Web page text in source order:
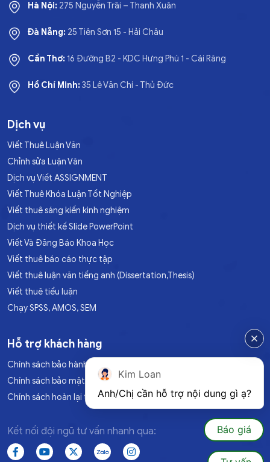
Hà Nội: 275 Nguyễn Trãi – Thanh Xuân
Đà Nẵng: 25 Tiên Sơn 15 - Hải Châu
Cần Thơ:16 Đường B2 - KDC Hưng Phú 1 - Cái Răng
Hồ Chí Minh:35 Lê Văn Chí - Thủ Đức
Dịch vụ
Viết Thuê Luận Văn
Chỉnh sửa Luận Văn
Dịch vụ Viết ASSIGNMENT
Viết Thuê Khóa Luận Tốt Nghiệp
Viết thuê sáng kiến kinh nghiệm
Dịch vụ thiết kế Slide PowerPoint
Viết Và Đăng Báo Khoa Học
Viết thuê báo cáo thực tập
Viết thuê luận văn tiếng anh (Dissertation,Thesis)
Viết thuê tiểu luận
Chạy SPSS, AMOS, SEM
Hỗ trợ khách hàng
Chính sách bảo hành
Chính sách bảo mật
Chính sách hoàn lại tiền
Kết nối đội ngũ tư vấn nhanh qua:
Kim Loan
Anh/Chị cần hỗ trợ nội dung gì ạ?
Báo giá